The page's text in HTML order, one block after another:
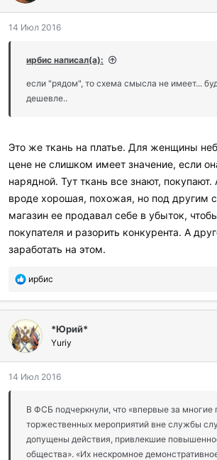
14 Июл 2016
ирбис написал(а):
если "рядом", то схема смысла не имеет...
дешевле..
Это же ткань на платье. Для женщины
цене не слишком имеет значение, если
нарядной. Тут ткань все знают,
вроде хорошая, похожая, но под другим
магазин ее продавал себе в убыток,
покупателя и разорить конкурента. А
заработать на этом.
П
б
а
г
о
а
и
и
:
ирбис
*Юрий*
Yuriy
14 Июл 2016
В ФСБ подчеркнули, что «впервые за многие
торжественных мероприятий вне службы
допущены действия, привлекшие
общества». «Их нескромное